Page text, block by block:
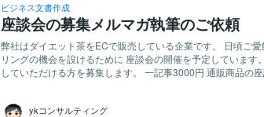
ビジネス文書作成
座談会の募集メルマガ執筆のご依頼
弊社はダイエット茶をECで販売している企業です。 日頃ご愛飲いただいているユーザー様にヒヤ
リングの機会を設けるために 座談会の開催を予定しています。 そちらの参加募集メルマガを執筆
していただける方を募集します。 一記事3000円 通販商品の座談会募集のメルマガを書いたことが
ykコンサルティング